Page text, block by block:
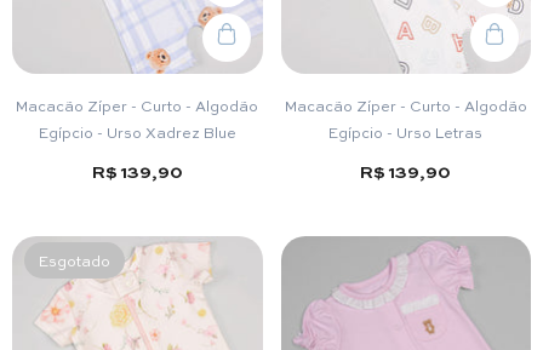
Macacão Zíper - Curto - Algodão
Egípcio - Urso Xadrez Blue
R$ 139,90
Macacão Zíper - Curto - Algodão
Egípcio - Urso Letras
R$ 139,90
Esgotado